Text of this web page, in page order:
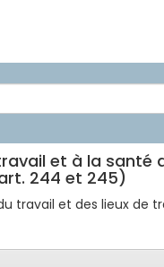
et à la santé
244 et 245)
travail et des lieux de